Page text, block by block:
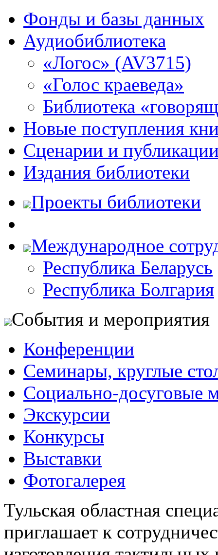
Фонды и базы данных
Аудиобиблиотека
«Логос» (AV3715)
«Голос краеведа»
Библиотека
Новые поступления
Сценарии и
Издания библиотеки
Проекты библиотеки
Международное
Республика Беларусь
Республика Болгария
События и мероприятия
Конференции
Семинары, круглые
Социально-досуговые
Экскурсии
Конкурсы
Выставки
Фотогалерея
Тульская областная
приглашает к